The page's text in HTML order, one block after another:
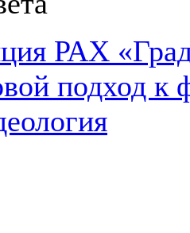
РАХ
подход